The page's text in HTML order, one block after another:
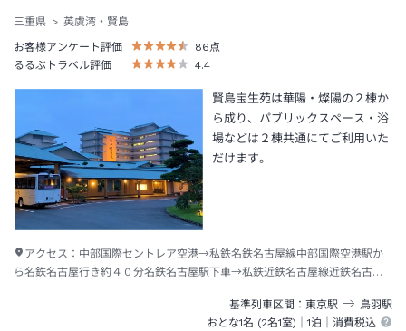
三重県
英虞湾・賢島
お客様アンケート評価
86 点
るるぶトラベル評価
4.4
賢島宝生苑は華陽・燦陽の２棟か
ら成り、パブリックスペース・浴
場などは２棟共通にてご利用いた
だけます。
アクセス： 中部国際セントレア空港→私鉄名鉄名古屋線中部国際空港駅か
ら名鉄名古屋行き約４０分名鉄名古屋駅下車→私鉄近鉄名古屋線近鉄名古屋
基準列車区間
東京駅 鳥羽駅
おとな1名 (2名1室)｜1泊 ｜消費税込